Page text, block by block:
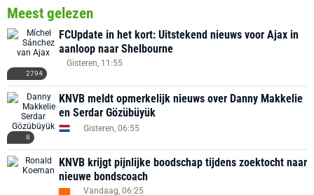
Meest gelezen
2794
FCUpdate in het kort: Uitstekend nieuws voor Ajax in
aanloop naar Shelbourne
Gisteren, 11:55
8
KNVB meldt opmerkelijk nieuws over Danny Makkelie
en Serdar Gözübüyük
Gisteren, 06:55
KNVB krijgt pijnlijke boodschap tijdens zoektocht naar
nieuwe bondscoach
Vandaag, 06:25